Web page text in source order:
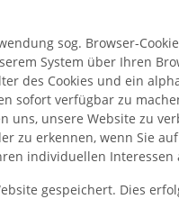
sog. Browser-
System über Ihren
des Cookies und ein
sofort verfügbar zu
unsere Website zu
zu erkennen, wenn Sie
individuellen Interessen
gespeichert. Dies